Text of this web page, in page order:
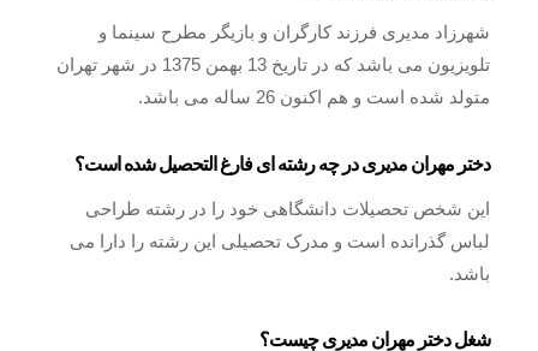
شهرزاد مدیری فرزند کارگران و بازیگر مطرح سینما و
تلویزیون می باشد که در تاریخ 13 بهمن 1375 در شهر تهران
متولد شده است و هم اکنون 26 ساله می باشد.
دختر مهران مدیری در چه رشته ای فارغ التحصیل شده است؟
این شخص تحصیلات دانشگاهی خود را در رشته طراحی
لباس گذرانده است و مدرک تحصیلی این رشته را دارا می
باشد.
شغل دختر مهران مدیری چیست؟